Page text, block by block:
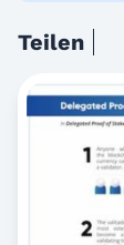
Teilen